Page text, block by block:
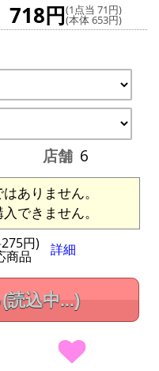
718円(1点当 71円)
(本体 653円)
店舗 6
ありません。
できません。
円)
商品 詳細
(読込中...)